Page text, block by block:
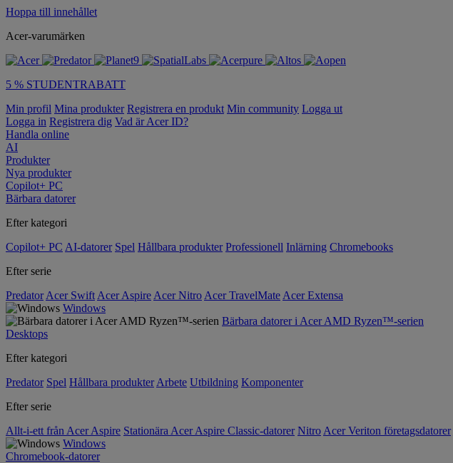
Hoppa till innehållet
Acer-varumärken
5 % STUDENTRABATT
Min profil Mina produkter Registrera en produkt Min community Logga ut
Logga in Registrera dig Vad är Acer ID?
Handla online
AI
Produkter
Nya produkter
Copilot+ PC
Bärbara datorer
Efter kategori
Copilot+ PC AI-datorer Spel Hållbara produkter Professionell Inlärning Chromebooks
Efter serie
Predator Acer Swift Acer Aspire Acer Nitro Acer TravelMate Acer Extensa
Windows
Bärbara datorer i Acer AMD Ryzen™-serien
Desktops
Efter kategori
Predator Spel Hållbara produkter Arbete Utbildning Komponenter
Efter serie
Allt-i-ett från Acer Aspire Stationära Acer Aspire Classic-datorer Nitro Acer Veriton företagsdatorer
Windows
Chromebook-datorer